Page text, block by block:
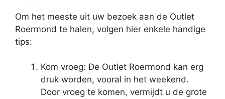
Om het meeste uit uw bezoek aan de Outlet
Roermond te halen, volgen hier enkele handige
tips:
Kom vroeg: De Outlet Roermond kan erg
druk worden, vooral in het weekend.
Door vroeg te komen, vermijdt u de grote